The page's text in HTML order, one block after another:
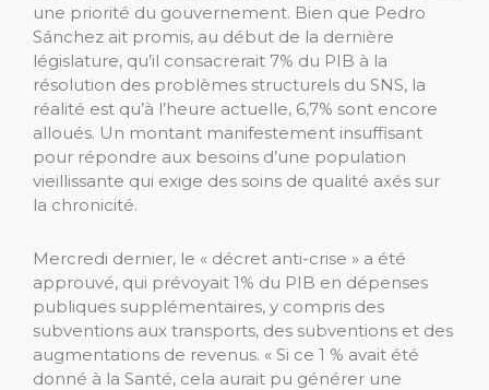
une priorité du gouvernement. Bien que Pedro
Sánchez ait promis, au début de la dernière
législature, qu’il consacrerait 7% du PIB à la
résolution des problèmes structurels du SNS, la
réalité est qu’à l’heure actuelle, 6,7% sont encore
alloués. Un montant manifestement insuffisant
pour répondre aux besoins d’une population
vieillissante qui exige des soins de qualité axés sur
la chronicité.
Mercredi dernier, le « décret anti-crise » a été
approuvé, qui prévoyait 1% du PIB en dépenses
publiques supplémentaires, y compris des
subventions aux transports, des subventions et des
augmentations de revenus. « Si ce 1 % avait été
donné à la Santé, cela aurait pu générer une